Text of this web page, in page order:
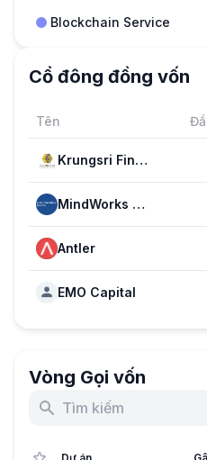
Blockchain Service
Cổ đông đồng vốn
Tên
Krungsri Finnovate
MindWorks Capital
Antler
EMO Capital
Vòng Gọi vốn